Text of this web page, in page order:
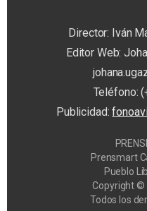
Director: Iván
Editor Web:
Teléfono:
Publicidad:
Prensmart
Pueblo
Copyright ©
Todos los